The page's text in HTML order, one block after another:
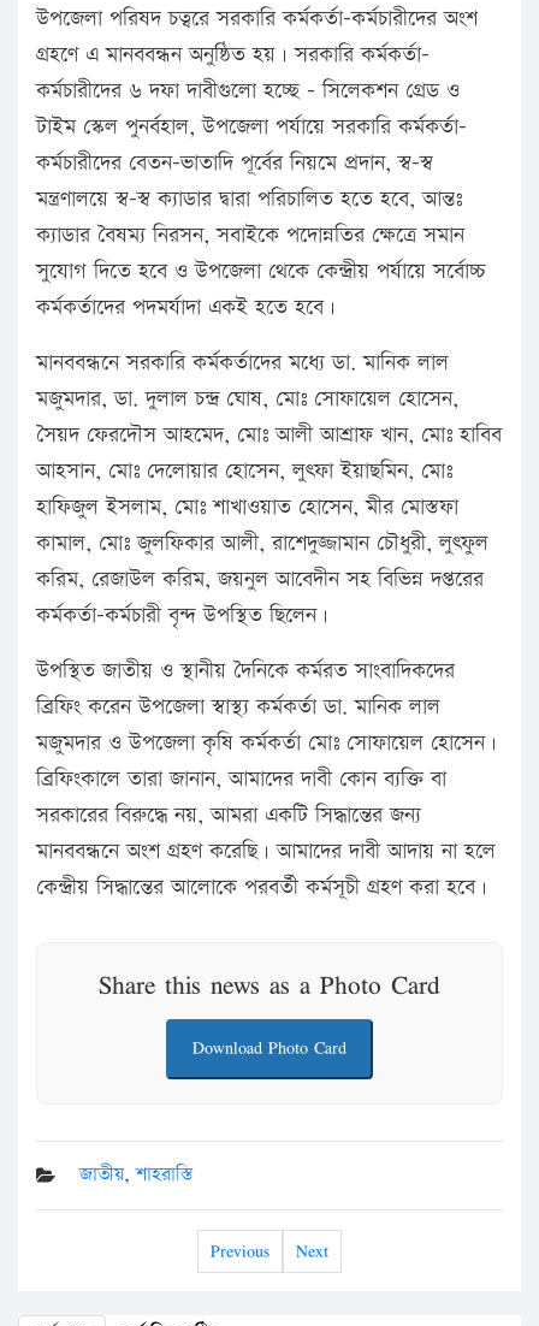
উপজেলা পরিষদ চত্বরে সরকারি কর্মকর্তা-কর্মচারীদের অংশ
গ্রহণে এ মানববন্ধন অনুষ্ঠিত হয়। সরকারি কর্মকর্তা-
কর্মচারীদের ৬ দফা দাবীগুলো হচ্ছে – সিলেকশন গ্রেড ও
টাইম স্কেল পুনর্বহাল, উপজেলা পর্যায়ে সরকারি কর্মকর্তা-
কর্মচারীদের বেতন-ভাতাদি পূর্বের নিয়মে প্রদান, স্ব-স্ব
মন্ত্রণালয়ে স্ব-স্ব ক্যাডার দ্বারা পরিচালিত হতে হবে, আন্তঃ
ক্যাডার বৈষম্য নিরসন, সবাইকে পদোন্নতির ক্ষেত্রে সমান
সুযোগ দিতে হবে ও উপজেলা থেকে কেন্দ্রীয় পর্যায়ে সর্বোচ্চ
কর্মকর্তাদের পদমর্যাদা একই হতে হবে।
মানববন্ধনে সরকারি কর্মকর্তাদের মধ্যে ডা. মানিক লাল
মজুমদার, ডা. দুলাল চন্দ্র ঘোষ, মোঃ সোফায়েল হোসেন,
সৈয়দ ফেরদৌস আহমেদ, মোঃ আলী আশ্রাফ খান, মোঃ হাবিব
আহসান, মোঃ দেলোয়ার হোসেন, লুৎফা ইয়াছমিন, মোঃ
হাফিজুল ইসলাম, মোঃ শাখাওয়াত হোসেন, মীর মোস্তফা
কামাল, মোঃ জুলফিকার আলী, রাশেদুজ্জামান চৌধুরী, লুৎফুল
করিম, রেজাউল করিম, জয়নুল আবেদীন সহ বিভিন্ন দপ্তরের
কর্মকর্তা-কর্মচারী বৃন্দ উপস্থিত ছিলেন।
উপস্থিত জাতীয় ও স্থানীয় দৈনিকে কর্মরত সাংবাদিকদের
ব্রিফিং করেন উপজেলা স্বাস্থ্য কর্মকর্তা ডা. মানিক লাল
মজুমদার ও উপজেলা কৃষি কর্মকর্তা মোঃ সোফায়েল হোসেন।
ব্রিফিংকালে তারা জানান, আমাদের দাবী কোন ব্যক্তি বা
সরকারের বিরুদ্ধে নয়, আমরা একটি সিদ্ধান্তের জন্য
মানববন্ধনে অংশ গ্রহণ করেছি। আমাদের দাবী আদায় না হলে
কেন্দ্রীয় সিদ্ধান্তের আলোকে পরবর্তী কর্মসূচী গ্রহণ করা হবে।
Share this news as a Photo Card
Download Photo Card
জাতীয়,শাহরাস্তি
Previous Next